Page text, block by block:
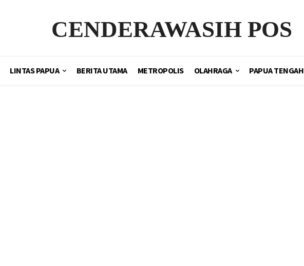
CENDERAWASIH POS
LINTAS PAPUA BERITA UTAMA METROPOLIS OLAHRAGA PAPUA TENGAH